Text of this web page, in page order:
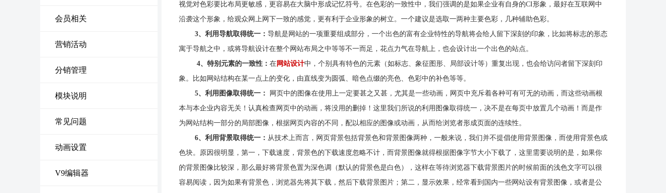
会员相关
营销活动
分销管理
模块说明
常见问题
动画设置
V9编辑器
视觉对色彩要比布局更敏感，更容易在大脑中形成记忆符号。在色彩的一致性中，我们强调的是如果企业有自身的CI形象，最好在互联网中
沿袭这个形象，给观众网上网下一致的感觉，更有利于企业形象的树立。一个建议是选取一两种主要色彩，几种辅助色彩。
3、利用导航取得统一： 导航是网站的一项重要组成部分，一个出色的富有企业特性的导航将会给人留下深刻的印象，比如将标志的形态
寓于导航之中，或将导航设计在整个网站布局之中等等不一而足，花点力气在导航上，也会设计出一个出色的站点。
4、特别元素的一致性： 在网站设计中，个别具有特色的元素（如标志、象征图形、局部设计等）重复出现，也会给访问者留下深刻印
象。比如网站结构在某一点上的变化，由直线变为圆弧、暗色点缀的亮色、色彩中的补色等等。
5、利用图像取得统一：
网页中的图像在使用上一定要甚之又甚，尤其是一些动画，网页中充斥着各种可有可无的动画，而这些动画根
本与本企业内容无关！认真检查网页中的动画，将没用的删掉！这里我们所说的利用图像取得统一，决不是在每页中放置几个动画！而是作
为网站结构一部分的局部图像，根据网页内容的不同，配以相应的图像或动画，从而给浏览者形成页面的连续性。
6、利用背景取得统一： 从技术上而言，网页背景包括背景色和背景图像两种，一般来说，我们并不提倡使用背景图像，而使用背景色或
色块。原因很明显，第一，下载速度，背景色的下载速度忽略不计，而背景图像就得根据图像字节大小下载了，这里需要说明的是，如果你
的背景图像比较深，那么最好将背景色置为深色调（默认的背景色是白色），这样在等待浏览器下载背景图片的时候前面的浅色文字可以很
容易阅读，因为如果有背景色，浏览器先将其下载，然后下载背景图片；第二，显示效果，经常看到国内一些网站设有背景图像，或者是公